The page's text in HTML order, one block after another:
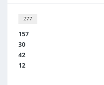
277
157
30
42
12